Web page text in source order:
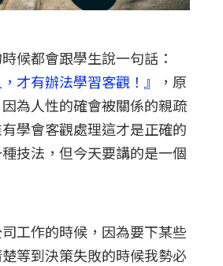
候都會跟學生說一句話：
才有辦法學習客觀！』
，原
為人性的確會被關係的親疏
學會客觀處理這才是正確的
技法，但今天要講的是一個
工作的時候，因為要下某些
等到決策失敗的時候我勢必